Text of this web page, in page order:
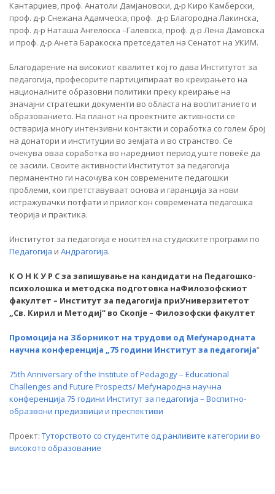
Кантарџиев, проф. Анатоли Дамјановски, д-р Киро Камберски,
проф. д-р Снежана Адамческа, проф. д-р Благородна Лакинска,
проф. д-р Наташа Ангелоска –Галевска, проф. д-р Лена Дамовска
и проф. д-р Анета Баракоска претседател на Сенатот на УКИМ.
Благодарение на високиот квалитет кој го дава Институтот за
педагогија, професорите партиципираат во креирањето на
националните образовни политики преку креирање на
значајни стратешки документи во областа на воспитанието и
образованието. На планот на проектните активности се
остварија многу интензивни контакти и соработка со голем број
на донатори и институции во земјата и во странство. Се
очекува оваа соработка во наредниот период уште повеќе да
се засили. Своите активности Институтот за педагогија
перманентно ги насочува кон современите педагошки
проблеми, кои претставуваат основа и гаранција за нови
истражувачки потфати и прилог кон современата педагошка
теорија и практика.
Институтот за педагогија е носител на студиските програми по
Педагогија и Андрагогија.
К О Н К У Р С за запишување на кандидати на Педагошко-
психолошка и методска подготовка наФилозофскиот
факултет – Институт за педагогија приУниверзитетот
„Св. Кирил и Методиј“ во Скопје – Филозофски факултет
Промоција на Зборникот на трудови од Меѓународната
научна конференција „75 години Институт за педагогија“
75th Anniversary of the Institute of Pedagogy – Educational
Challenges and Future Prospects/ Меѓународна научна
конференција 75 години Институт за педагогија – Воспитно-
образвони предизвици и преспективи
Проект: Tуторството со студентите од ранливите категории во
високото образование